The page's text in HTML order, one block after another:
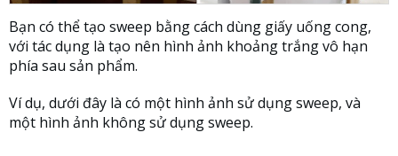
Bạn có thể tạo sweep bằng cách dùng giấy uống cong,
với tác dụng là tạo nên hình ảnh khoảng trắng vô hạn
phía sau sản phẩm.
Ví dụ, dưới đây là có một hình ảnh sử dụng sweep, và
một hình ảnh không sử dụng sweep.